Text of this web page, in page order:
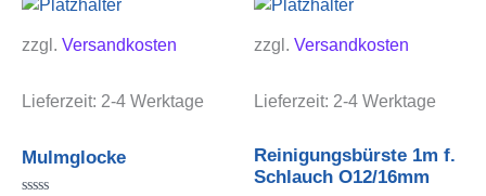
zzgl. Versandkosten
Lieferzeit: 2-4 Werktage
Mulmglocke
zzgl. Versandkosten
Lieferzeit: 2-4 Werktage
Reinigungsbürste 1m f.
Schlauch O12/16mm